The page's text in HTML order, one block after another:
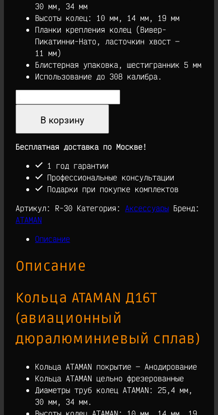
30 мм, 34 мм
Высоты колец: 10 мм, 14 мм, 19 мм
Планки крепления колец (Вивер-
Пикатинни-Нато, ласточкин хвост —
11 мм)
Блистерная упаковка, шестигранник 5 мм
Использование до 308 калибра.
товара
Кольца
для
оптических
прицелов
В корзину
Бесплатная доставка по Москве!
1 год гарантии
Профессиональные консультации
Подарки при покупке комплектов
Артикул: R-30 Категория: Аксессуары Бренд:
ATAMAN
Описание
Описание
Кольца ATAMAN Д16Т
(авиационный
дюралюминиевый сплав)
Кольца ATAMAN покрытие — Анодирование
Кольца ATAMAN цельно фрезерованные
Диаметры труб колец ATAMAN: 25,4 мм,
30 мм, 34 мм.